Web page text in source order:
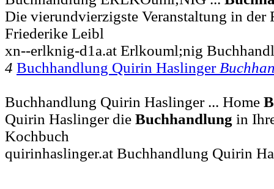
Die vierundvierzigste Veranstaltung in der
Friederike Leibl
xn--erlknig-d1a.at Erlkouml;nig
4 Buchhandlung Quirin Haslinger
Buchhandlung Quirin Haslinger ... Home
Quirin Haslinger die Buchhandlung in
Kochbuch
quirinhaslinger.at Buchhandlung Quirin